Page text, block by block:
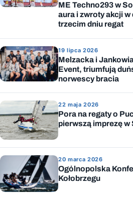
ME Techno293 w
aura i zwroty akcji w
trzecim dniu regat
19 lipca 2026
Melzacka i
Event, triumfują
norwescy bracia
22 maja 2026
Pora na regaty o
pierwszą imprezę w
20 marca 2026
Ogólnopolska
Kołobrzegu